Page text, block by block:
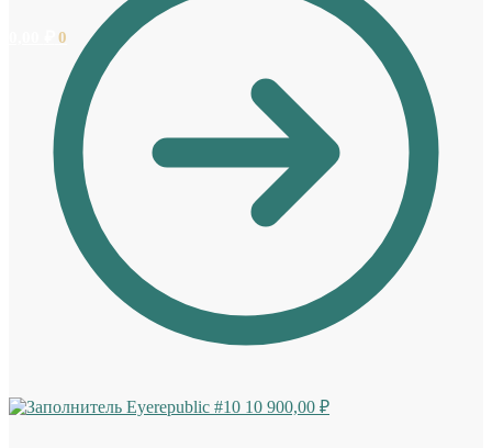
0
Eyerepublic #10 10 900,00 ₽